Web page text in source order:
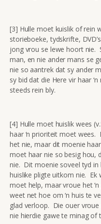
[3] Hulle moet kuislik of rein
storieboeke, tydskrifte,
jong vrou se lewe hoort nie.
man, en nie ander mans se
nie so aantrek dat sy ander
sy bid dat die Here vir haar
steeds rein bly.
[4] Hulle moet huislik wees
haar ‘n prioriteit moet wees.
het nie, maar dit moenie
moet haar nie so besig hou,
nie. Dit moenie soveel tyd in
huislike pligte uitkom nie. Ek
moet help, maar vroue het
weet net hoe om ‘n huis te
glad verloop. Die ouer
nie hierdie gawe te minag of